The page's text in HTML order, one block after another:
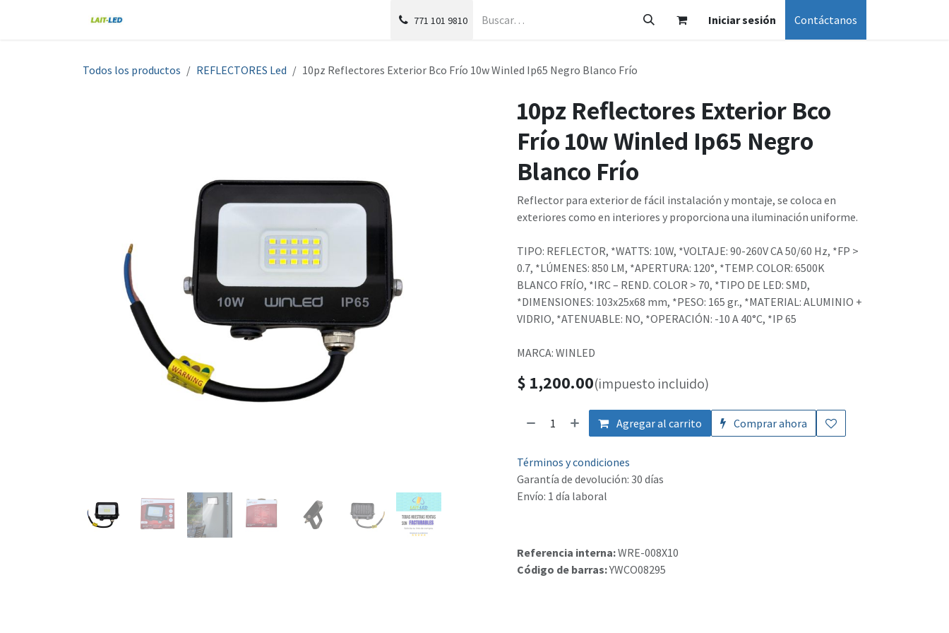
771 101 9810 Iniciar sesión Contáctanos
Todos los productos REFLECTORES Led 10pz Reflectores Exterior Bco Frío 10w Winled Ip65 Negro Blanco Frío
10pz Reflectores Exterior Bco
Frío 10w Winled Ip65 Negro
Blanco Frío
Reflector para exterior de fácil instalación y montaje, se coloca en
exteriores como en interiores y proporciona una iluminación uniforme.
TIPO: REFLECTOR, *WATTS: 10W, *VOLTAJE: 90-260V CA 50/60 Hz, *FP >
0.7, *LÚMENES: 850 LM, *APERTURA: 120°, *TEMP. COLOR: 6500K
BLANCO FRÍO, *IRC – REND. COLOR > 70, *TIPO DE LED: SMD,
*DIMENSIONES: 103x25x68 mm, *PESO: 165 gr., *MATERIAL: ALUMINIO +
VIDRIO, *ATENUABLE: NO, *OPERACIÓN: -10 A 40°C, *IP 65
MARCA: WINLED
$ 1,200.00(impuesto incluido)
Agregar al carrito Comprar ahora
Términos y condiciones
Garantía de devolución: 30 días
Envío: 1 día laboral
Referencia interna:WRE-008X10
Código de barras:YWCO08295